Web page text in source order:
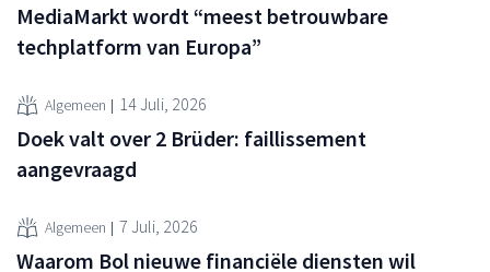
MediaMarkt wordt “meest betrouwbare
techplatform van Europa”
Algemeen 14 Juli, 2026
Doek valt over 2 Brüder: faillissement
aangevraagd
Algemeen 7 Juli, 2026
Waarom Bol nieuwe financiële diensten wil